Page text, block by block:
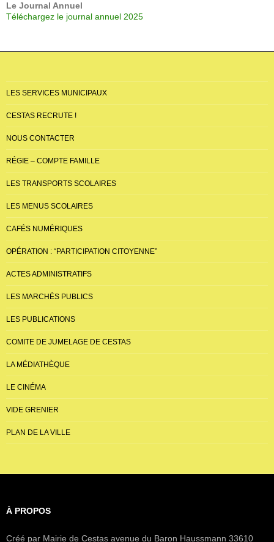
Le Journal Annuel
Téléchargez le journal annuel 2025
LES SERVICES MUNICIPAUX
CESTAS RECRUTE !
NOUS CONTACTER
RÉGIE – COMPTE FAMILLE
LES TRANSPORTS SCOLAIRES
LES MENUS SCOLAIRES
CAFÉS NUMÉRIQUES
OPÉRATION : “PARTICIPATION CITOYENNE”
ACTES ADMINISTRATIFS
LES MARCHÉS PUBLICS
LES PUBLICATIONS
COMITE DE JUMELAGE DE CESTAS
LA MÉDIATHÈQUE
LE CINÉMA
VIDE GRENIER
PLAN DE LA VILLE
À PROPOS
Créé par Mairie de Cestas avenue du Baron Haussmann 33610